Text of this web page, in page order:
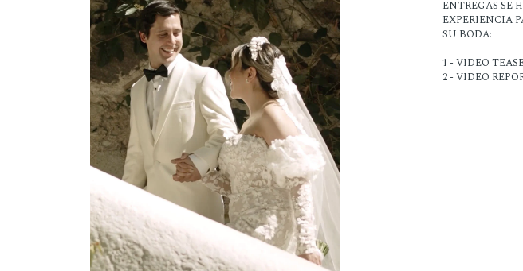
ENTREGAS SE
EXPERIENCIA
SU BODA:
1 - VIDEO
2 - VIDEO